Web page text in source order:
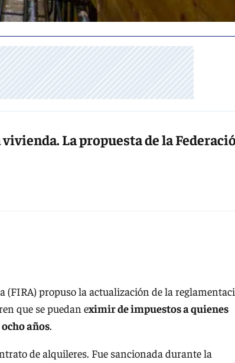
La propuesta de la
propuso la actualización de la
que se puedan eximir de impuestos a quienes
años.
de alquileres. Fue sancionada durante la